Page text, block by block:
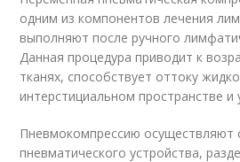
одним из компонентов лечения
выполняют после ручного
Данная процедура приводит к
тканях, способствует оттоку
интерстициальном пространстве
Пневмокомпрессию
пневматического устройства,